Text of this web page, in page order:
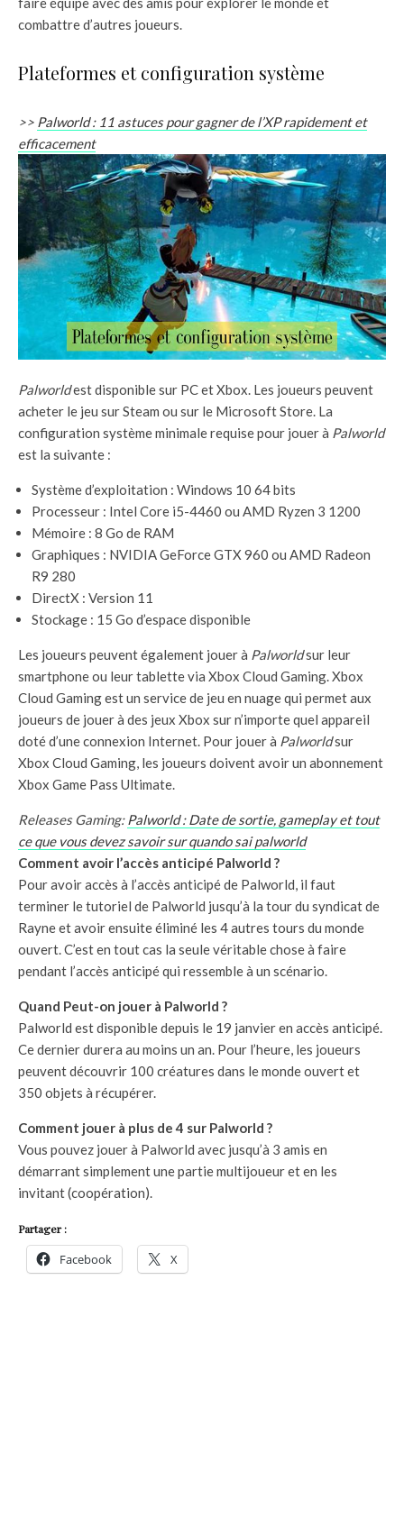
combattre d’autres joueurs.
Plateformes et configuration système
>> Palworld : 11 astuces pour gagner de l’XP rapidement et
efficacement
Palworldest disponible sur PC et Xbox. Les joueurs peuvent
acheter le jeu sur Steam ou sur le Microsoft Store. La
configuration système minimale requise pour jouer à Palworld
est la suivante :
Système d’exploitation : Windows 10 64 bits
Processeur : Intel Core i5-4460 ou AMD Ryzen 3 1200
Mémoire : 8 Go de RAM
Graphiques : NVIDIA GeForce GTX 960 ou AMD Radeon
R9 280
DirectX : Version 11
Stockage : 15 Go d’espace disponible
Les joueurs peuvent également jouer à Palworldsur leur
smartphone ou leur tablette via Xbox Cloud Gaming. Xbox
Cloud Gaming est un service de jeu en nuage qui permet aux
joueurs de jouer à des jeux Xbox sur n’importe quel appareil
doté d’une connexion Internet. Pour jouer à Palworldsur
Xbox Cloud Gaming, les joueurs doivent avoir un abonnement
Xbox Game Pass Ultimate.
Releases Gaming:Palworld : Date de sortie, gameplay et tout
ce que vous devez savoir sur quando sai palworld
Comment avoir l’accès anticipé Palworld ?
Pour avoir accès à l’accès anticipé de Palworld, il faut
terminer le tutoriel de Palworld jusqu’à la tour du syndicat de
Rayne et avoir ensuite éliminé les 4 autres tours du monde
ouvert. C’est en tout cas la seule véritable chose à faire
pendant l’accès anticipé qui ressemble à un scénario.
Quand Peut-on jouer à Palworld ?
Palworld est disponible depuis le 19 janvier en accès anticipé.
Ce dernier durera au moins un an. Pour l’heure, les joueurs
peuvent découvrir 100 créatures dans le monde ouvert et
350 objets à récupérer.
Comment jouer à plus de 4 sur Palworld ?
Vous pouvez jouer à Palworld avec jusqu’à 3 amis en
démarrant simplement une partie multijoueur et en les
invitant (coopération).
Partager :
Facebook X